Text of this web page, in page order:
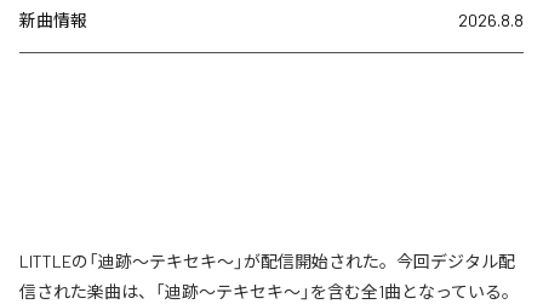
新曲情報 2026.8.8
LITTLEの「迪跡〜テキセキ〜」が配信開始された。今回デジタル配
信された楽曲は、「迪跡〜テキセキ〜」を含む全1曲となっている。